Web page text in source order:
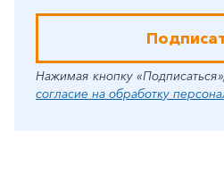
Нажимая кнопку
согласие на обработку